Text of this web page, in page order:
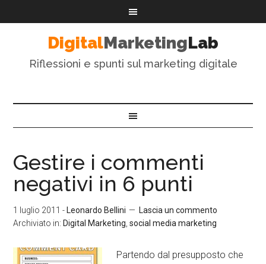
DigitalMarketingLab
Riflessioni e spunti sul marketing digitale
Gestire i commenti
negativi in 6 punti
1 luglio 2011 - Leonardo Bellini
Lascia un commento
Archiviato in: Digital Marketing ,social media marketing
Partendo dal presupposto che